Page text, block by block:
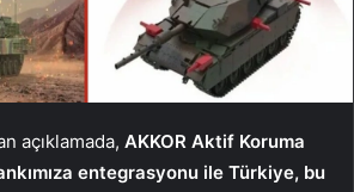
açıklamada, AKKOR Aktif Koruma
entegrasyonu ile Türkiye, bu